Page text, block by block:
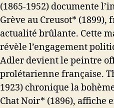
(1865-1952) documente
Grève au Creusot* (1899),
actualité brûlante. Cette
révèle l’engagement
Adler devient le peintre
prolétarienne française.
1923) chronique la
Chat Noir* (1896), affiche